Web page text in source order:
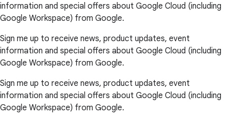
information and special offers about Google Cloud (including
Google Workspace) from Google.
Sign me up to receive news, product updates, event
information and special offers about Google Cloud (including
Google Workspace) from Google.
Sign me up to receive news, product updates, event
information and special offers about Google Cloud (including
Google Workspace) from Google.